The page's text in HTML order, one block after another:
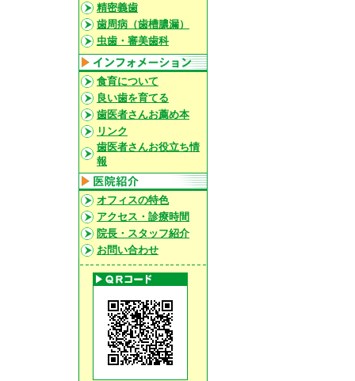
精密義歯
歯周病（歯槽膿漏）
虫歯・審美歯科
食育について
良い歯を育てる
歯医者さんお薦め本
リンク
歯医者さんお役立ち情
報
オフィスの特色
アクセス・診療時間
院長・スタッフ紹介
お問い合わせ